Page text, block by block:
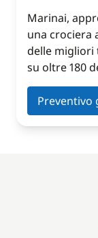
Marinai,
una crociera
delle migliori
su oltre 180
Preventivo